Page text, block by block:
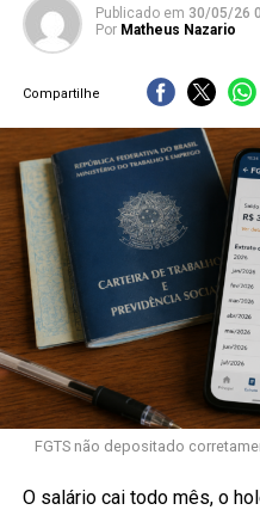
Publicado em 30/05/26
Por Matheus Nazario
Compartilhe
FGTS não depositado
O salário cai todo mês, o